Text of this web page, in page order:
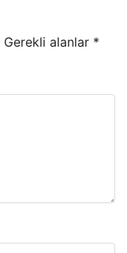
Gerekli alanlar *